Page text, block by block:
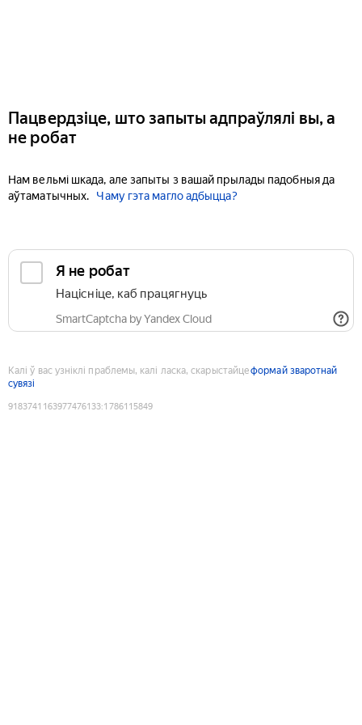
Пацвердзіце, што запыты адпраўлялі вы, а
не робат
Нам вельмі шкада, але запыты з вашай прылады падобныя да
аўтаматычных.
Чаму гэта магло адбыцца?
Я не робат
Націсніце, каб працягнуць
SmartCaptcha by Yandex Cloud
Калі ў вас узніклі праблемы, калі ласка, скарыстайцеформай зваротнай
сувязі
9183741163977476133:1786115849